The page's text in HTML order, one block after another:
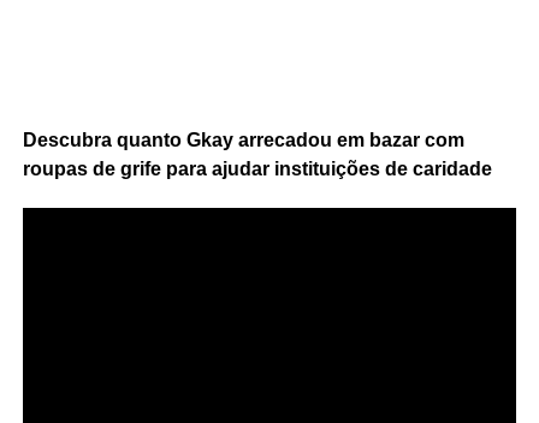
Descubra quanto Gkay arrecadou em bazar com
roupas de grife para ajudar instituições de caridade